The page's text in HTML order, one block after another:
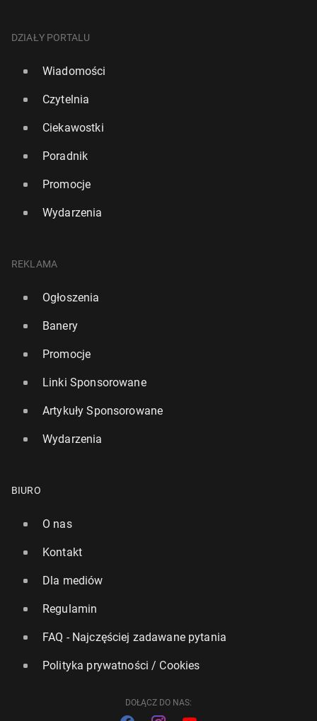
do Polski
Polacy na ferie naj­chęt­niej wy­bie­ra­ją ciepłe kraje
DZIAŁY PORTALU
Wiadomości
Czytelnia
Ciekawostki
Poradnik
Promocje
Wydarzenia
REKLAMA
Ogłoszenia
Banery
Promocje
Linki Sponsorowane
Artykuły Sponsorowane
Wydarzenia
BIURO
O nas
Kontakt
Dla mediów
Regulamin
FAQ - Najczęściej zadawane pytania
Polityka prywatności / Cookies
DOŁĄCZ DO NAS: